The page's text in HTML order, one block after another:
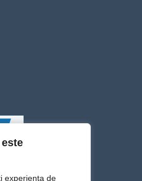
experiența de